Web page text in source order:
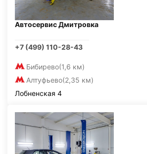
Автосервис Дмитровка
+7 (499) 110-28-43
Бибирево(1,6 км)
Алтуфьево(2,35 км)
Лобненская 4